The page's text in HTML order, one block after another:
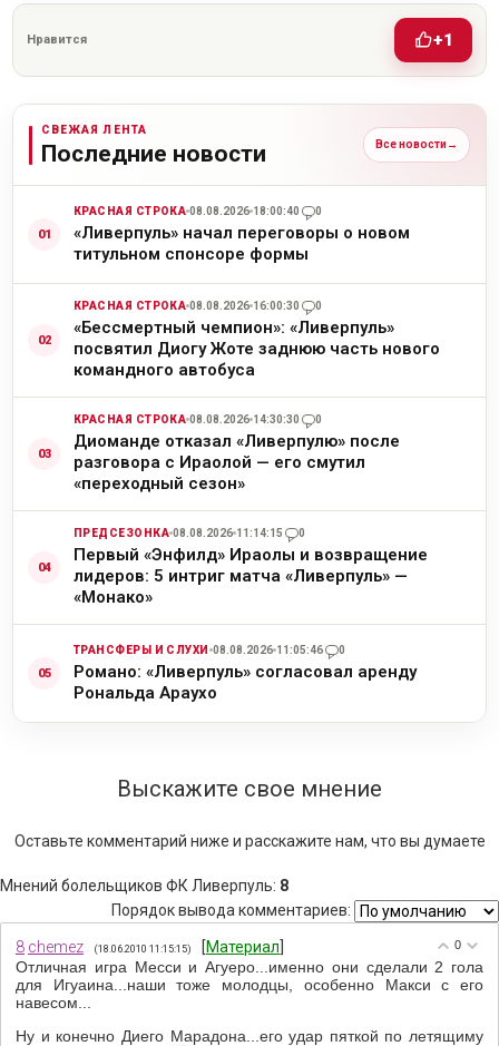
Нравится +1
СВЕЖАЯ ЛЕНТА
Последние новости Все новости→
КРАСНАЯ СТРОКА 08.08.2026 18:00:40 0
«Ливерпуль» начал переговоры о новом
титульном спонсоре формы
КРАСНАЯ СТРОКА 08.08.2026 16:00:30 0
«Бессмертный чемпион»: «Ливерпуль»
посвятил Диогу Жоте заднюю часть нового
командного автобуса
КРАСНАЯ СТРОКА 08.08.2026 14:30:30 0
Диоманде отказал «Ливерпулю» после
разговора с Ираолой — его смутил
«переходный сезон»
ПРЕДСЕЗОНКА 08.08.2026 11:14:15 0
Первый «Энфилд» Ираолы и возвращение
лидеров: 5 интриг матча «Ливерпуль» —
«Монако»
ТРАНСФЕРЫ И СЛУХИ 08.08.2026 11:05:46 0
Романо: «Ливерпуль» согласовал аренду
Рональда Араухо
Выскажите свое мнение
Оставьте комментарий ниже и расскажите нам, что вы думаете
Мнений болельщиков ФК Ливерпуль: 8
Порядок вывода комментариев:
0
8 chemez (18.06.2010 11:15:15) [Материал
Отличная игра Месси и Агуеро...именно они сделали 2 гола
для Игуаина...наши тоже молодцы, особенно Макси с его
навесом...
Ну и конечно Диего Марадона...его удар пяткой по летящиму